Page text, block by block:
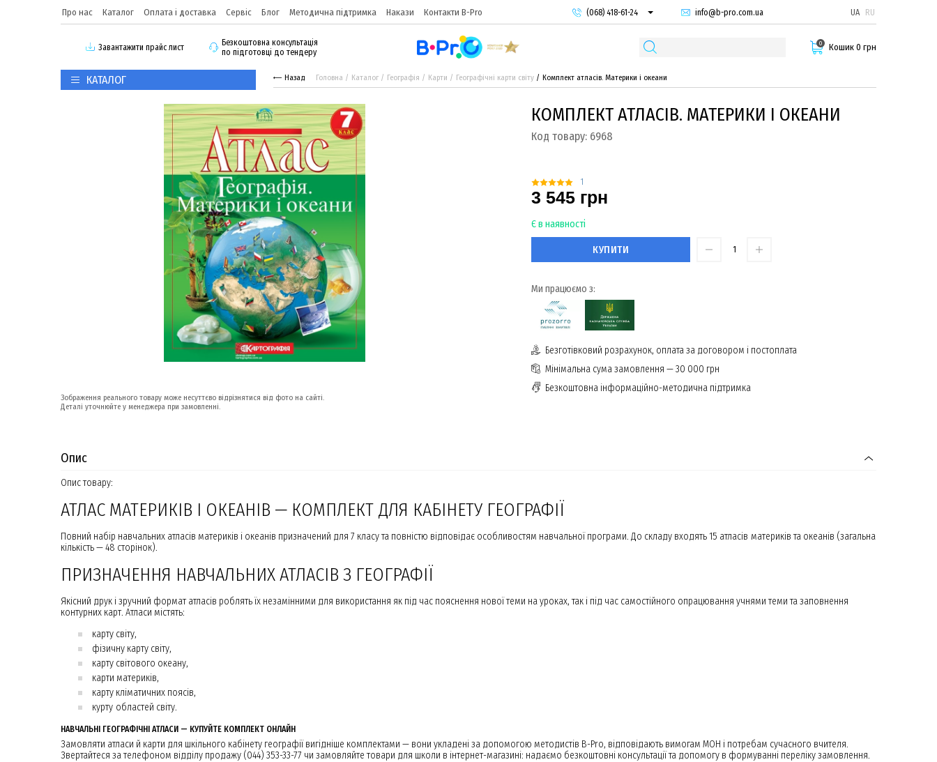
Про нас Каталог Оплата і доставка Сервіс Блог Методична підтримка Накази Контакти B-Pro
(068) 418-61-24
info@b-pro.com.ua UA RU
3авантажити прайс лист
Безкоштовна консультація
по підготовці до тендеру
0 Кошик 0 грн
КАТАЛОГ Назад Головна Каталог Географія Карти Географічні карти світу Комплект атласів. Материки і океани
Зображення реального товару може несуттєво відрізнятися від фото на сайті.
Деталі уточнюйте у менеджера при замовленні.
КОМПЛЕКТ АТЛАСІВ. МАТЕРИКИ І ОКЕАНИ
Код товару: 6968
1
3 545 грн
Є в наявності
КУПИТИ
Ми працюємо з:
Безготівковий розрахунок, оплата за договором і постоплата
Мінімальна сума замовлення — 30 000 грн
Безкоштовна інформаційно-методична підтримка
Опис
Опис товару:
АТЛАС МАТЕРИКІВ І ОКЕАНІВ — КОМПЛЕКТ ДЛЯ КАБІНЕТУ ГЕОГРАФІЇ
Повний набір навчальних атласів материків і океанів призначений для 7 класу та повністю відповідає особливостям навчальної програми. До складу входять 15 атласів материків та океанів (загальна
кількість — 48 сторінок).
ПРИЗНАЧЕННЯ НАВЧАЛЬНИХ АТЛАСІВ З ГЕОГРАФІЇ
Якісний друк і зручний формат атласів роблять їх незамінними для використання як під час пояснення нової теми на уроках, так і під час самостійного опрацювання учнями теми та заповнення
контурних карт. Атласи містять:
карту світу,
фізичну карту світу,
карту світового океану,
карти материків,
карту кліматичних поясів,
курту областей світу.
НАВЧАЛЬНІ ГЕОГРАФІЧНІ АТЛАСИ — КУПУЙТЕ КОМПЛЕКТ ОНЛАЙН
Замовляти атласи й карти для шкільного кабінету географії вигідніше комплектами — вони укладені за допомогою методистів B-Pro, відповідають вимогам МОН і потребам сучасного вчителя.
Звертайтеся за телефоном відділу продажу (044) 353-33-77 чи замовляйте товари для школи в інтернет-магазині: надаємо безкоштовні консультації та допомогу в формуванні переліку замовлення.